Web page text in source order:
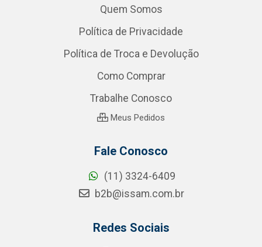
Quem Somos
Política de Privacidade
Política de Troca e Devolução
Como Comprar
Trabalhe Conosco
Meus Pedidos
Fale Conosco
(11) 3324-6409
b2b@issam.com.br
Redes Sociais